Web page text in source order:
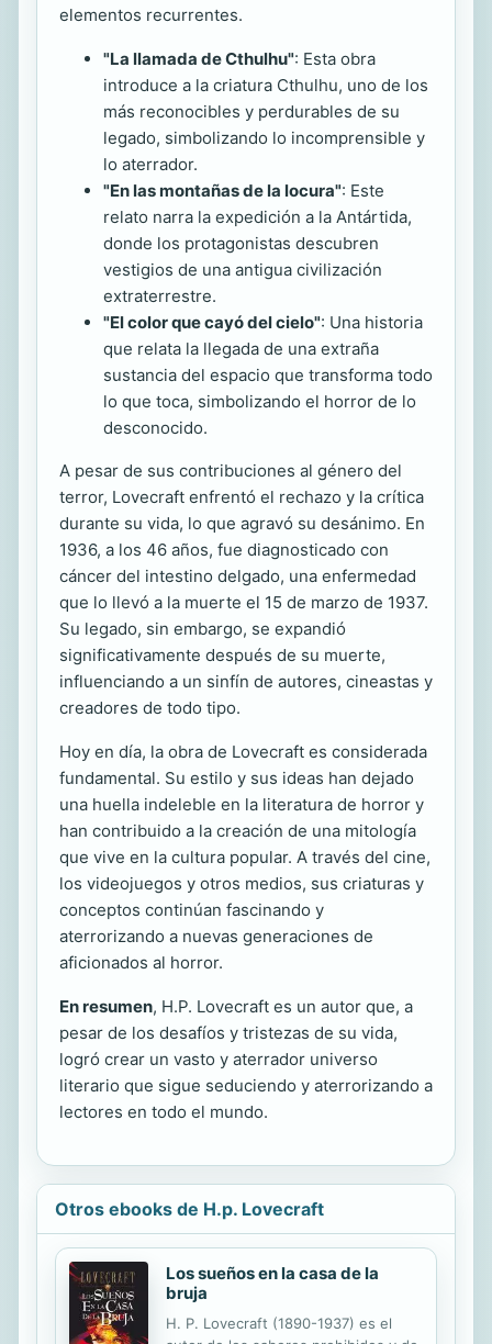
elementos recurrentes.
"La llamada de Cthulhu": Esta obra
introduce a la criatura Cthulhu, uno de los
más reconocibles y perdurables de su
legado, simbolizando lo incomprensible y
lo aterrador.
"En las montañas de la locura": Este
relato narra la expedición a la Antártida,
donde los protagonistas descubren
vestigios de una antigua civilización
extraterrestre.
"El color que cayó del cielo": Una historia
que relata la llegada de una extraña
sustancia del espacio que transforma todo
lo que toca, simbolizando el horror de lo
desconocido.
A pesar de sus contribuciones al género del
terror, Lovecraft enfrentó el rechazo y la crítica
durante su vida, lo que agravó su desánimo. En
1936, a los 46 años, fue diagnosticado con
cáncer del intestino delgado, una enfermedad
que lo llevó a la muerte el 15 de marzo de 1937.
Su legado, sin embargo, se expandió
significativamente después de su muerte,
influenciando a un sinfín de autores, cineastas y
creadores de todo tipo.
Hoy en día, la obra de Lovecraft es considerada
fundamental. Su estilo y sus ideas han dejado
una huella indeleble en la literatura de horror y
han contribuido a la creación de una mitología
que vive en la cultura popular. A través del cine,
los videojuegos y otros medios, sus criaturas y
conceptos continúan fascinando y
aterrorizando a nuevas generaciones de
aficionados al horror.
En resumen, H.P. Lovecraft es un autor que, a
pesar de los desafíos y tristezas de su vida,
logró crear un vasto y aterrador universo
literario que sigue seduciendo y aterrorizando a
lectores en todo el mundo.
Otros ebooks de H.p. Lovecraft
Los sueños en la casa de la
bruja
H. P. Lovecraft (1890-1937) es el